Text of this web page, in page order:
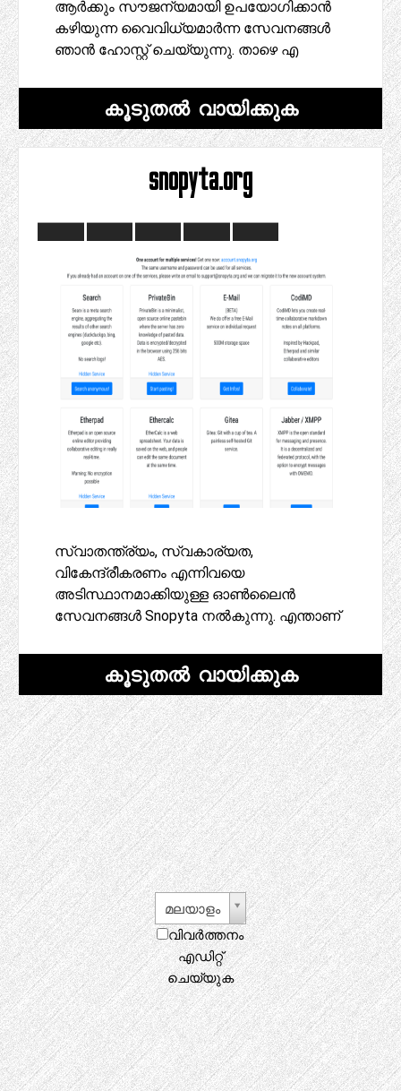
ആർക്കും സൗജന്യമായി ഉപയോഗിക്കാൻ
കഴിയുന്ന വൈവിധ്യമാർന്ന സേവനങ്ങൾ
ഞാൻ ഹോസ്റ്റ് ചെയ്യുന്നു. താഴെ എ
കൂടുതൽ വായിക്കുക
snopyta.org
സ്വാതന്ത്ര്യം, സ്വകാര്യത,
വികേന്ദ്രീകരണം എന്നിവയെ
അടിസ്ഥാനമാക്കിയുള്ള ഓൺലൈൻ
സേവനങ്ങൾ Snopyta നൽകുന്നു. എന്താണ്
കൂടുതൽ വായിക്കുക
മലയാളം
വിവർത്തനം
എഡിറ്റ്
ചെയ്യുക